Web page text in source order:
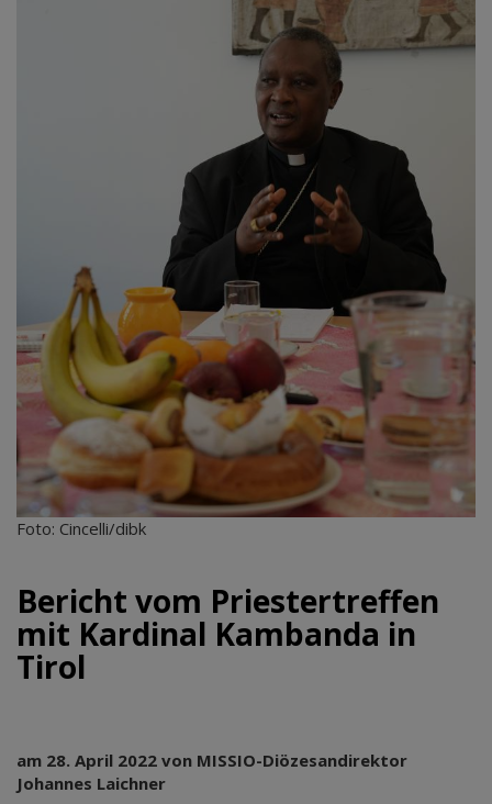
Foto: Cincelli/dibk
Bericht vom Priestertreffen
mit Kardinal Kambanda in
Tirol
am 28. April 2022 von MISSIO-Diözesandirektor
Johannes Laichner